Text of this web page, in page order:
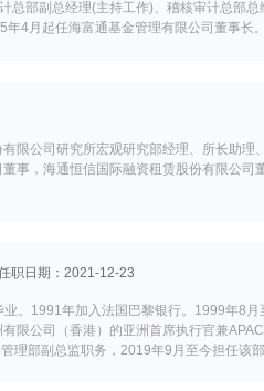
部副总经理(主持工作)、稽核审计总部
4月起任海富通基金管理有限公司董事长。
限公司研究所宏观研究部经理、所长助
事，海通恒信国际融资租赁股份有限公司
职日期：2021-12-23
。1991年加入法国巴黎银行。1999年8
限公司（香港）的亚洲首席执行官兼
理部副总监职务，2019年9月至今担任